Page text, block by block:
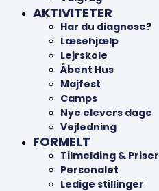
AKTIVITETER
Har du diagnose?
Læsehjælp
Lejrskole
Åbent Hus
Majfest
Camps
Nye elevers dage
Vejledning
FORMELT
Tilmelding & Priser
Personalet
Ledige stillinger